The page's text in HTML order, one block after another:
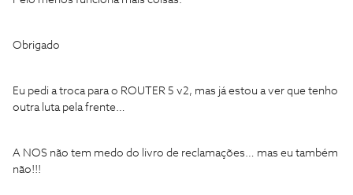
Obrigado
Eu pedi a troca para o ROUTER 5 v2, mas já estou a ver que tenho
outra luta pela frente…
A NOS não tem medo do livro de reclamações… mas eu também
não!!!